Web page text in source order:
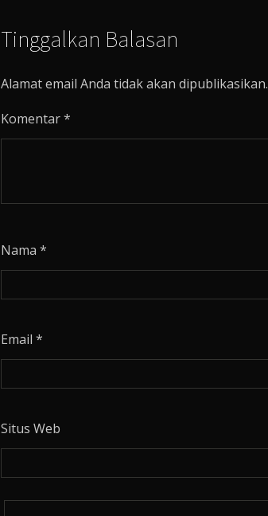
Tinggalkan Balasan
Alamat email Anda tidak akan dipublikasikan.
Komentar*
Nama *
Email *
Situs Web